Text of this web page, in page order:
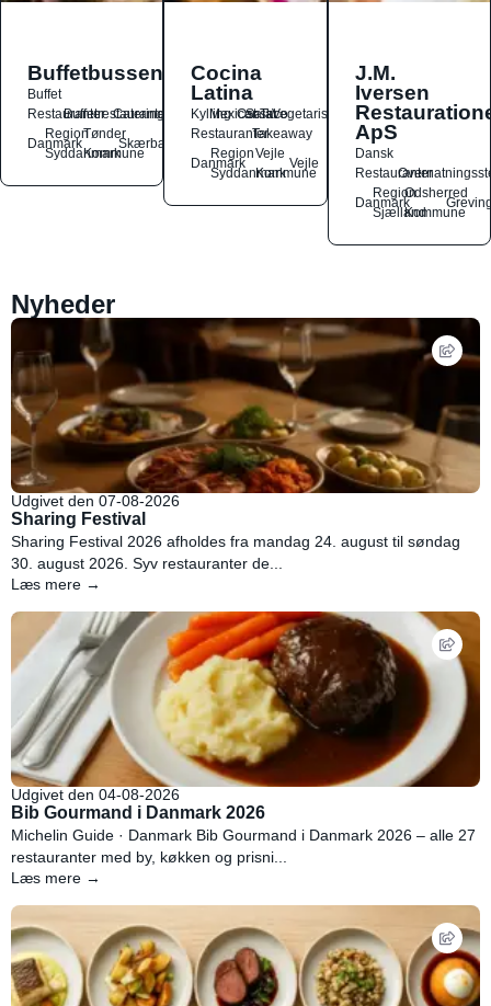
Buffetbussen
Buffet
Restauranter
Buffetrestauranter
Catering
Danmark
Region
Syddanmark
Tønder
Kommune
Skærbæk
Cocina
Latina
Kylling
Mexicansk
OstSalat
TacoVegetarisk
RestauranterTakeaway
Danmark
Region
Syddanmark
Vejle
Kommune
Vejle
J.M.
Iversen
ApS
Dansk
Restauranter
Danmark
Region
Sjælland
Odsherred
Kommune
Nyheder
Udgivet den 07-08-2026
Sharing Festival
Sharing Festival 2026 afholdes fra mandag 24. august til søndag
30. august 2026. Syv restauranter de...
Læs mere →
Udgivet den 04-08-2026
Bib Gourmand i Danmark 2026
Michelin Guide · Danmark Bib Gourmand i Danmark 2026 – alle 27
restauranter med by, køkken og prisni...
Læs mere →